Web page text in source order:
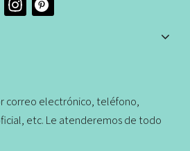
correo electrónico, teléfono,
etc. Le atenderemos de todo